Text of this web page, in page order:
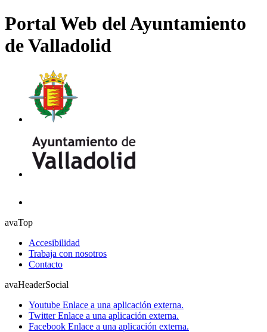
Portal Web del Ayuntamiento
de Valladolid
avaTop
Accesibilidad
Trabaja con nosotros
Contacto
avaHeaderSocial
Youtube Enlace a una aplicación externa.
TwitterEnlace a una aplicación externa.
Facebook Enlace a una aplicación externa.